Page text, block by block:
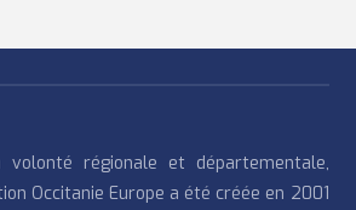
régionale et départementale,
Occitanie Europe a été créée en 2001